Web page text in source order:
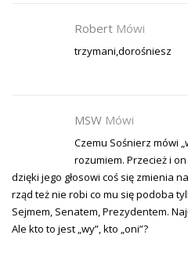
Robert Mówi
trzymani,dorośniesz
MSW Mówi
Czemu Sośnierz mówi
rozumiem. Przecież i
dzięki jego głosowi coś się zmienia
rząd też nie robi co mu się podoba
Sejmem, Senatem, Prezydentem.
Ale kto to jest „wy”, kto „oni”?